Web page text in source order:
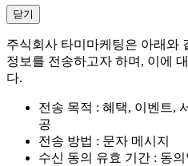
닫기
주식회사 타미마케팅은 아래와
정보를 전송하고자 하며, 이에
다.
전송 목적 : 혜택, 이벤트,
공
전송 방법 : 문자 메시지
수신 동의 유효 기간 : 동